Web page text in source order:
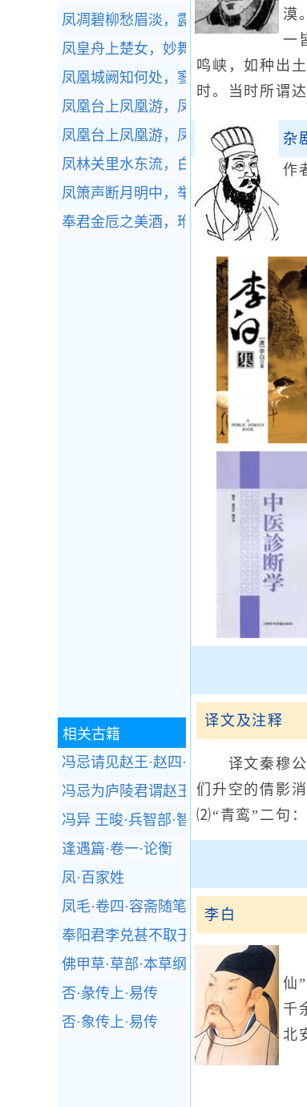
漠
一
鸣峡，如种出
时。当时所谓
杂
作
译文及注释
译文秦穆公
们升空的倩影
⑵“青鸾”二句
李白
仙
千
北
凤凋碧柳愁眉淡，露染黄花笑靥深。
凤皇舟上楚女，妙舞，雷喧波上鼓。
凤凰城阙知何处，寥落星河一雁飞。全
凤凰台上凤凰游，凤去台空江自流。全
凤凰台上凤凰游，凤去台空江自流。
凤林关里水东流，白草黄榆六十秋。
凤箫声断月明中，举手谢、时人欲去
奉君金卮之美酒，玳瑁玉匣之雕琴。全
相关古籍
冯忌请见赵王·赵四·战国策
冯忌为庐陵君谓赵王·赵四·战国策
冯异 王晙·兵智部·智囊(选录)
逢遇篇·卷一·论衡
凤·百家姓
凤毛·卷四·容斋随笔
奉阳君李兑甚不取于苏秦·燕一·战国策
佛甲草·草部·本草纲目
否·彖传上·易传
否·象传上·易传